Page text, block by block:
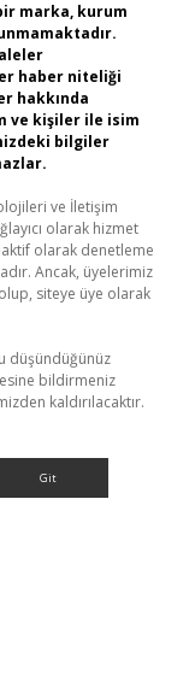
marka, kurum
haber niteliği
hakkında
ve kişiler ile isim
bilgiler
ve İletişim
olarak hizmet
olarak denetleme
Ancak, üyelerimiz
siteye üye olarak
düşündüğünüz
bildirmeniz
kaldırılacaktır.